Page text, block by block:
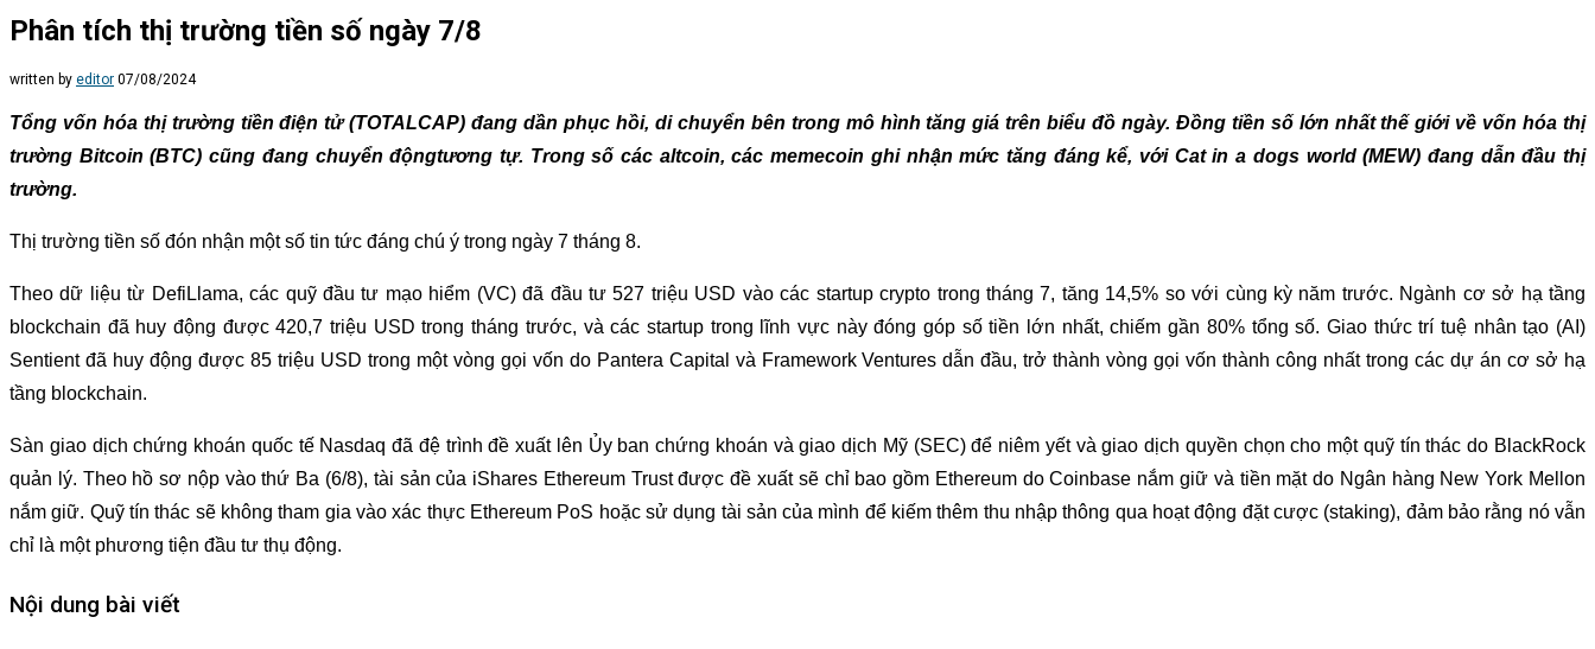
Phân tích thị trường tiền số ngày 7/8
written by editor 07/08/2024
Tổng vốn hóa thị trường tiền điện tử (TOTALCAP) đangdần phụchồi, di chuyển bên trong mô hình tăng giátrên biểu đồ ngày. Đồng tiền số lớn nhất thế giới về vốn hóa thị
trường Bitcoin (BTC) cũng đang chuyển độngtương tự. Trong số các altcoin, các memecoin ghi nhận mức tăng đáng kể, với Cat in a dogs world(MEW) đang dẫn đầu thị
trường.
Thị trường tiền số đón nhận một số tin tức đáng chú ý trong ngày 7 tháng 8.
Theo dữ liệu từ DefiLlama, các quỹ đầu tư mạo hiểm (VC) đã đầu tư 527 triệu USD vào các startup crypto trong tháng 7, tăng 14,5% so với cùng kỳ năm trước. Ngành cơ sở hạ tầng
blockchain đã huy động được 420,7 triệu USD trong tháng trước, và các startup trong lĩnh vực này đóng góp số tiền lớn nhất, chiếm gần 80% tổng số. Giao thức trí tuệ nhân tạo (AI)
Sentient đã huy động được 85 triệu USD trong một vòng gọi vốn do Pantera Capital và Framework Ventures dẫn đầu, trở thành vòng gọi vốn thành công nhất trong các dự án cơ sở hạ
tầng blockchain.
Sàn giao dịch chứng khoán quốc tế Nasdaq đã đệ trình đề xuất lên Ủy ban chứng khoán và giao dịch Mỹ (SEC) để niêm yết và giao dịch quyền chọn cho một quỹ tín thác do BlackRock
quản lý. Theo hồ sơ nộp vào thứ Ba (6/8), tài sản của iShares Ethereum Trust được đề xuất sẽ chỉ bao gồm Ethereum do Coinbase nắm giữ và tiền mặt do Ngân hàng New York Mellon
nắm giữ. Quỹ tín thác sẽ không tham gia vào xác thực Ethereum PoS hoặc sử dụng tài sản của mình để kiếm thêm thu nhập thông qua hoạt động đặt cược (staking), đảm bảo rằng nó vẫn
chỉ là một phương tiện đầu tư thụ động.
Nội dung bài viết